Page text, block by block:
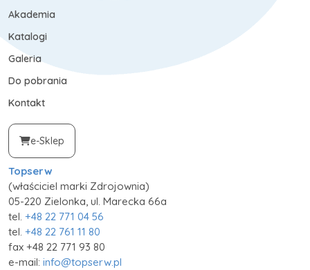
Akademia
Katalogi
Galeria
Do pobrania
Kontakt
e-Sklep
Topserw
(właściciel marki Zdrojownia)
05-220 Zielonka, ul. Marecka 66a
tel. +48 22 771 04 56
tel. +48 22 761 11 80
fax +48 22 771 93 80
e-mail: info@topserw.pl